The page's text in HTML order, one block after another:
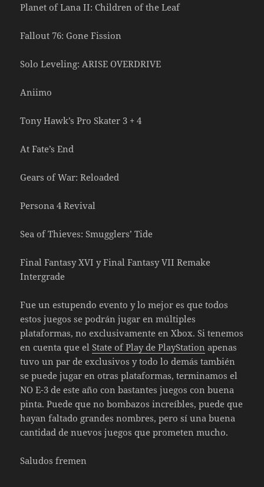
Planet of Lana II: Children of the Leaf
Fallout 76: Gone Fission
Solo Leveling: ARISE OVERDRIVE
Aniimo
Tony Hawk’s Pro Skater 3 + 4
At Fate’s End
Gears of War: Reloaded
Persona 4 Revival
Sea of Thieves: Smugglers’ Tide
Final Fantasy XVI y Final Fantasy VII Remake
Intergrade
Fue un estupendo evento y lo mejor es que todos
estos juegos se podrán jugar en múltiples
plataformas, no exclusivamente en Xbox. Si tenemos
en cuenta que elState of Play de PlayStation apenas
tuvo un par de exclusivos y todo lo demás también
se puede jugar en otras plataformas, terminamos el
NO E-3 de este año con bastantes juegos con buena
pinta. Puede que no bombazos increíbles, puede que
hayan faltado grandes nombres, pero sí una buena
cantidad de nuevos juegos que prometen mucho.
Saludos fremen